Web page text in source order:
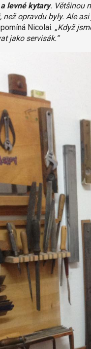
levné kytary. Většinou
než opravdu byly. Ale
Nicolai. „Když
jako servisák.“